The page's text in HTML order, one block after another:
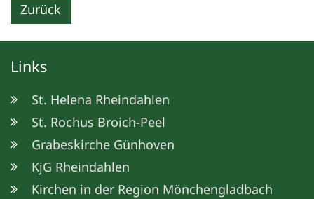
Zurück
Links
St. Helena Rheindahlen
St. Rochus Broich-Peel
Grabeskirche Günhoven
KjG Rheindahlen
Kirchen in der Region Mönchengladbach